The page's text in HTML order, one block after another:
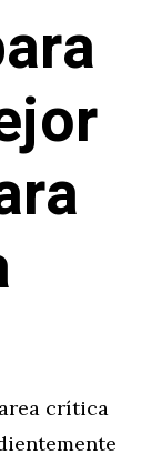
crítica